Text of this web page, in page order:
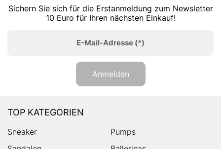
Sichern Sie sich für die Erstanmeldung zum Newsletter
10 Euro für Ihren nächsten Einkauf!
E-Mail-Adresse (*)
Anmelden
TOP KATEGORIEN
Sneaker
Pumps